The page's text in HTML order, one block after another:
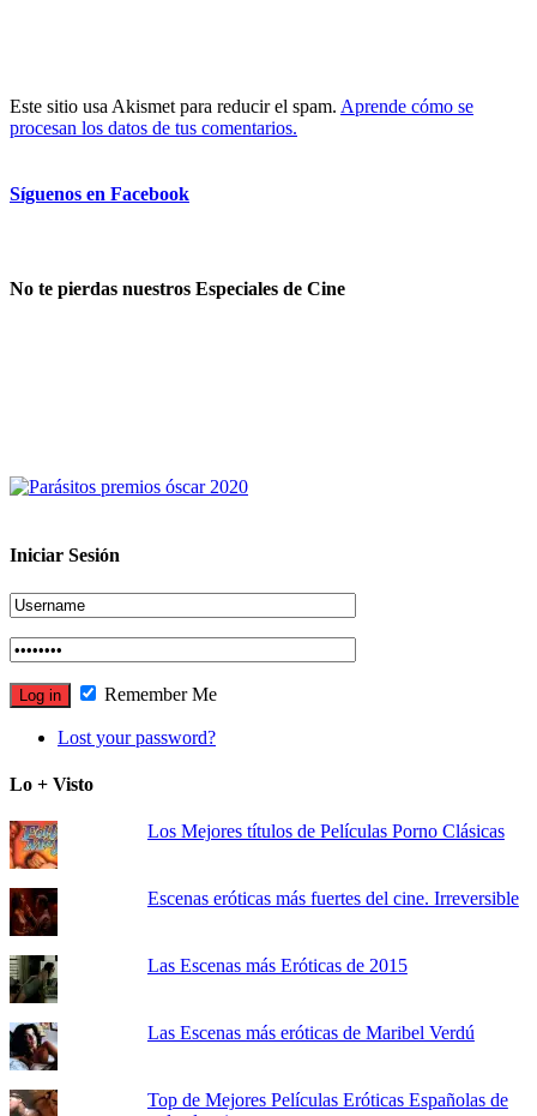
Este sitio usa Akismet para reducir el spam. Aprende cómo se
procesan los datos de tus comentarios.
Síguenos en Facebook
No te pierdas nuestros Especiales de Cine
Iniciar Sesión
Remember Me
Lost your password?
Lo + Visto
Los Mejores títulos de Películas Porno Clásicas
Escenas eróticas más fuertes del cine. Irreversible
Las Escenas más Eróticas de 2015
Las Escenas más eróticas de Maribel Verdú
Top de Mejores Películas Eróticas Españolas de